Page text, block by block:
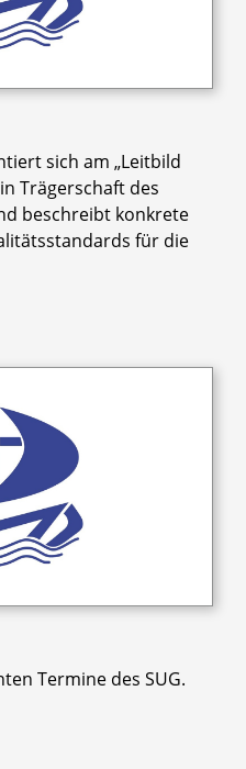
sich am „Leitbild
Trägerschaft des
beschreibt konkrete
für die
Termine des SUG.